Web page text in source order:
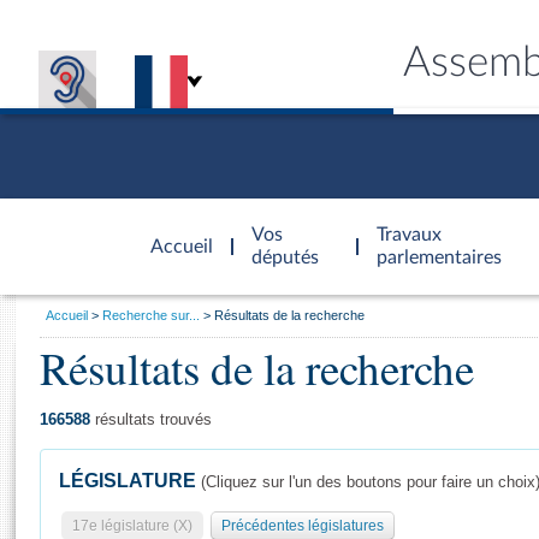
Accueil
d'accueil
Vos
députés
Travaux
parlementaires
Général
Vous
Accueil Recherche sur... Résultats de la recherche
Résultats de la recherche
166588 résultats trouvés
LÉGISLATURE (Cliquez sur l'un des boutons pour faire un choix)
17e législature (X) Précédentes législatures